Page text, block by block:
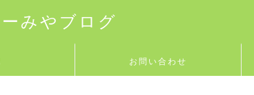
みやブログ
お問い合わせ